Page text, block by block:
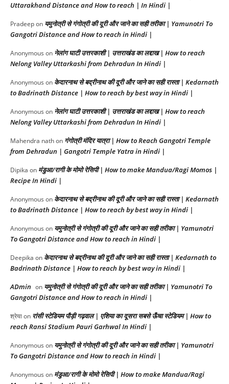
Uttarakhand Distance and How to reach | In Hindi |
Pradeepon यमुनोत्री से गंगोत्री की दूरी और जाने का सही तरीका | Yamunotri To
Gangotri Distance and How to reach in Hindi |
Anonymous on नेलांग घाटी उत्तरकाशी | उत्तराखंड का लद्दाख | How to reach
Nelong Valley Uttarkashi from Dehradun In Hindi |
Anonymous on केदारनाथ से बद्रीनाथ की दूरी और जाने का सही रास्ता | Kedarnath
to Badrinath Distance | How to reach by best way in Hindi |
Anonymous on नेलांग घाटी उत्तरकाशी | उत्तराखंड का लद्दाख | How to reach
Nelong Valley Uttarkashi from Dehradun In Hindi |
Mahendra nathon गंगोत्री मंदिर यात्रा | How to Reach Gangotri Temple
from Dehradun | Gangotri Temple Yatra in Hindi |
Dipika on मंडुआ/रागी के मोमो रेसिपी | How to make Mandua/Ragi Momos |
Recipe In Hindi |
Anonymous on केदारनाथ से बद्रीनाथ की दूरी और जाने का सही रास्ता | Kedarnath
to Badrinath Distance | How to reach by best way in Hindi |
Anonymous on यमुनोत्री से गंगोत्री की दूरी और जाने का सही तरीका | Yamunotri
To Gangotri Distance and How to reach in Hindi |
Deepika on केदारनाथ से बद्रीनाथ की दूरी और जाने का सही रास्ता | Kedarnath to
Badrinath Distance | How to reach by best way in Hindi |
ADmin on यमुनोत्री से गंगोत्री की दूरी और जाने का सही तरीका | Yamunotri To
Gangotri Distance and How to reach in Hindi |
श्रेयाon रांसी स्टेडियम पौड़ी गढ़वाल | एशिया का दूसरा सबसे ऊँचा स्टेडियम | How to
reach Ransi Stadium Pauri Garhwal In Hindi |
Anonymous on यमुनोत्री से गंगोत्री की दूरी और जाने का सही तरीका | Yamunotri
To Gangotri Distance and How to reach in Hindi |
Anonymous on मंडुआ/रागी के मोमो रेसिपी | How to make Mandua/Ragi